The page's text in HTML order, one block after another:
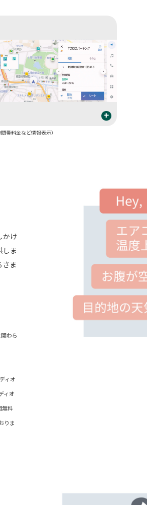
+
帯料金など情報表示）
かけ
しま
ま
わら
ィオ
ィオ
無料
りま